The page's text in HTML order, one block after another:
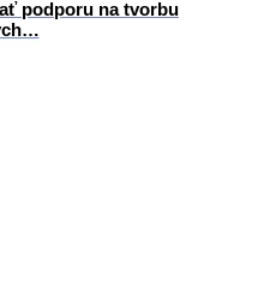
podporu na tvorbu